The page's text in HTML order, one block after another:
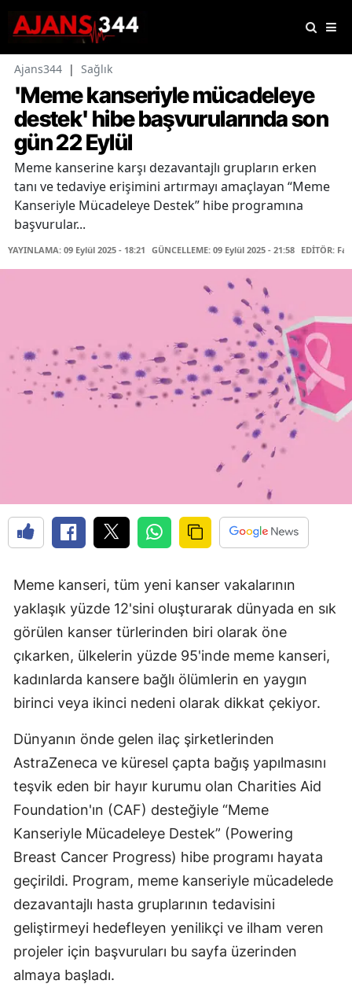
Ajans344 | Sağlık
'Meme kanseriyle mücadeleye
destek' hibe başvurularında son
gün 22 Eylül
Meme kanserine karşı dezavantajlı grupların erken
tanı ve tedaviye erişimini artırmayı amaçlayan “Meme
Kanseriyle Mücadeleye Destek” hibe programına
başvurular...
YAYINLAMA: 09 Eylül 2025 - 18:21 GÜNCELLEME: 09 Eylül 2025 - 21:58 EDİTÖR:
Meme kanseri, tüm yeni kanser vakalarının
yaklaşık yüzde 12'sini oluşturarak dünyada en sık
görülen kanser türlerinden biri olarak öne
çıkarken, ülkelerin yüzde 95'inde meme kanseri,
kadınlarda kansere bağlı ölümlerin en yaygın
birinci veya ikinci nedeni olarak dikkat çekiyor.
Dünyanın önde gelen ilaç şirketlerinden
AstraZeneca ve küresel çapta bağış yapılmasını
teşvik eden bir hayır kurumu olan Charities Aid
Foundation'ın (CAF) desteğiyle “Meme
Kanseriyle Mücadeleye Destek” (Powering
Breast Cancer Progress) hibe programı hayata
geçirildi. Program, meme kanseriyle mücadelede
dezavantajlı hasta gruplarının tedavisini
geliştirmeyi hedefleyen yenilikçi ve ilham veren
projeler için başvuruları bu sayfa üzerinden
almaya başladı.